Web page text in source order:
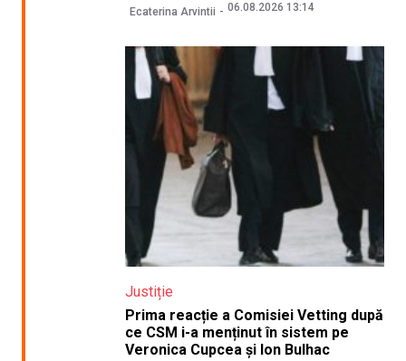
Ecaterina Arvintii 06.08.2026 13:14
Justiție
Prima reacție a Comisiei Vetting după
ce CSM i-a menținut în sistem pe
Veronica Cupcea și Ion Bulhac